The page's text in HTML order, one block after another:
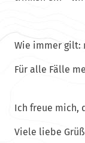
Wie immer gilt:
Für alle Fälle
Ich freue mich,
Viele liebe